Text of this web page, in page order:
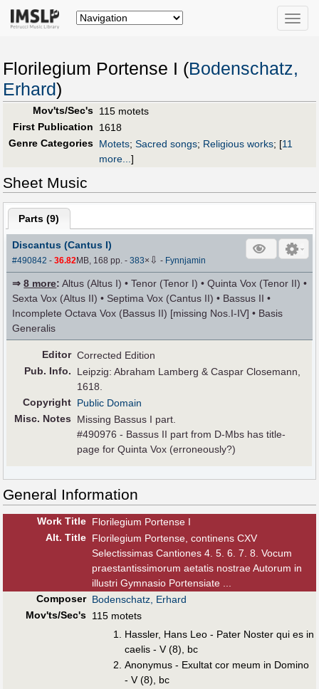
Toggle
Florilegium Portense I (Bodenschatz,
Erhard)
Mov'ts/Sec's 115 motets
First Publication
1618
Genre Categories Motets; Sacred songs; Religious works; [11
more...]
Sheet Music
Parts (9)
Discantus (Cantus I)
#490842 -36.82MB, 168 pp.-383× ⇩ - Fynnjamin
⇒8 more: Altus (Altus I) • Tenor (Tenor I) • Quinta Vox (Tenor II) •
Sexta Vox (Altus II) • Septima Vox (Cantus II) • Bassus II •
Incomplete Octava Vox (Bassus II) [missing Nos.I-IV] • Basis
Generalis
Editor Corrected Edition
Pub. Info.
Leipzig: Abraham Lamberg & Caspar Closemann,
1618.
Copyright Public Domain
Misc. Notes
Missing Bassus I part.
#490976 - Bassus II part from D-Mbs has title-
page for Quinta Vox (erroneously?)
General Information
Work Title Florilegium Portense I
Alt. Title Florilegium Portense, continens CXV
Selectissimas Cantiones 4. 5. 6. 7. 8. Vocum
praestantissimorum aetatis nostrae Autorum in
illustri Gymnasio Portensiate ...
Composer Bodenschatz, Erhard
Mov'ts/Sec's 115 motets
Hassler, Hans Leo - Pater Noster qui es in
caelis - V (8), bc
Anonymus - Exultat cor meum in Domino
- V (8), bc